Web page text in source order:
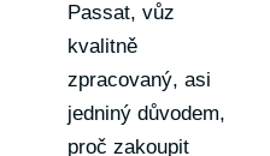
Passat, vůz
kvalitně
zpracovaný, asi
jedniný důvodem,
proč zakoupit